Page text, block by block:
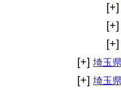
[+]
[+]
[+]
[+] 埼玉
[+] 埼玉